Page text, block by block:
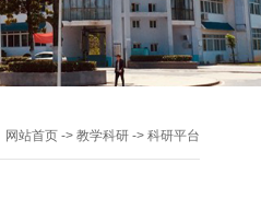
网站首页 ->教学科研 ->科研平台